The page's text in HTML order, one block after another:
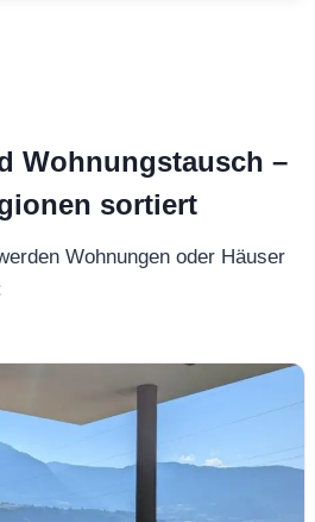
Wohnungstausch –
sortiert
Wohnungen oder Häuser